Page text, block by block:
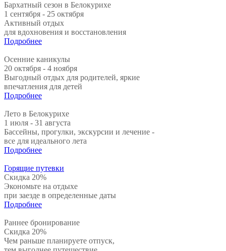
Бархатный сезон в Белокурихе
1 сентября - 25 октября
Активный отдых
для вдохновения и восстановления
Подробнее
Осенние каникулы
20 октября - 4 ноября
Выгодный отдых для родителей, яркие
впечатления для детей
Подробнее
Лето в Белокурихе
1 июля - 31 августа
Бассейны, прогулки, экскурсии и лечение -
все для идеального лета
Подробнее
Горящие путевки
Скидка 20%
Экономьте на отдыхе
при заезде в определенные даты
Подробнее
Раннее бронирование
Скидка 20%
Чем раньше планируете отпуск,